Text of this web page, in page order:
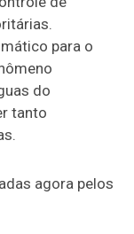
para o
do
tanto
agora pelos